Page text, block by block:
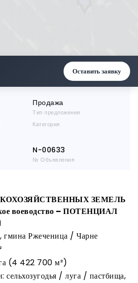
Оставить заявку
Продажа
Тип предложения
Категория
N-00633
№ Объявления
ЗЕМЕЛЬ
воеводство – ПОТЕНЦИАЛ
гмина Ржеченица / Чарне
(4 422 700 м²)
/ луга / пастбища,